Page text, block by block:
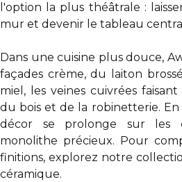
l'option la plus théâtrale :
mur et devenir le tableau
Dans une cuisine plus douce,
façades crème, du laiton
miel, les veines cuivrées
du bois et de la robinetterie.
décor se prolonge sur les
monolithe précieux. Pour
finitions, explorez notre
céramique.